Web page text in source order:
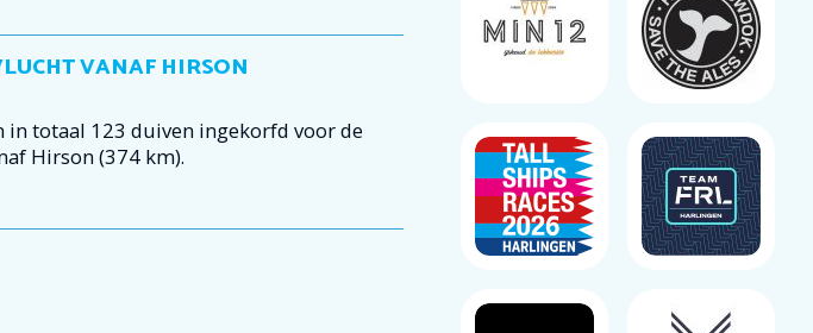
VANAF HIRSON
in totaal 123 duiven ingekorfd voor de
Hirson (374 km).